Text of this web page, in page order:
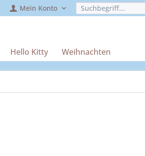
Mein Konto
Hello Kitty Weihnachten